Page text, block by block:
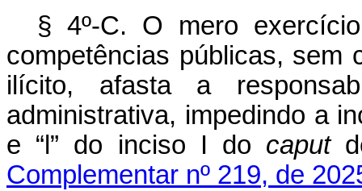
§ 4º-C. O mero
competências públicas, sem
ilícito, afasta a
administrativa, impedindo a
e “l” do inciso I do caput
Complementar nº 219, de